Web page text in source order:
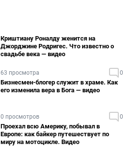
Криштиану Роналду женится на
Джорджине Родригес. Что известно о
свадьбе века — видео
63 просмотра 0
Бизнесмен-блогер служит в храме. Как
его изменила вера в Бога — видео
0 просмотров 0
Проехал всю Америку, побывал в
Европе: как байкер путешествует по
миру на мотоцикле. Видео